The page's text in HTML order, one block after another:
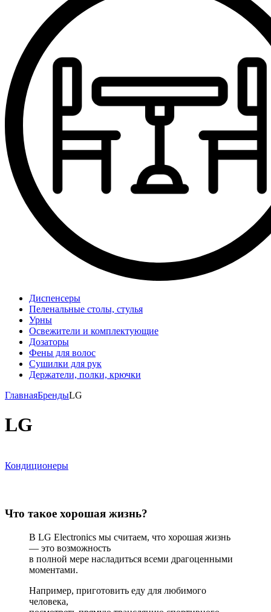
Диспенсеры
Пеленальные столы, стулья
Урны
Освежители и комплектующие
Дозаторы
Фены для волос
Сушилки для рук
Держатели, полки, крючки
ГлавнаяБрендыLG
LG
Кондиционеры
Что такое хорошая жизнь?
В LG Electronics мы считаем, что хорошая жизнь
— это возможность
в полной мере насладиться всеми драгоценными
моментами.
Например, приготовить еду для любимого
человека,